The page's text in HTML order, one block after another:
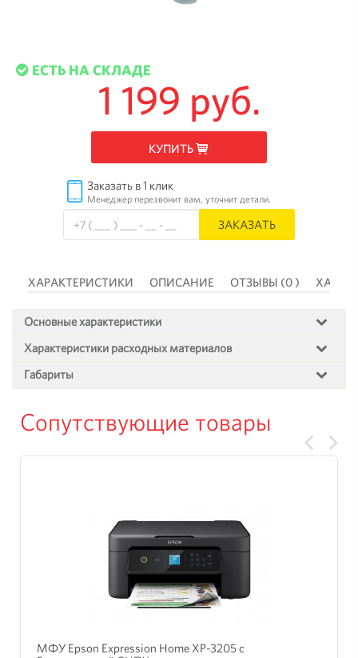
ЕСТЬ НА СКЛАДЕ
1 199 руб.
КУПИТЬ
Заказать в 1 клик
Менеджер перезвонит вам, уточнит детали.
ЗАКАЗАТЬ
ХАРАКТЕРИСТИКИ ОПИСАНИЕ ОТЗЫВЫ (0 )
Основные характеристики
Характеристики расходных материалов
Габариты
Сопутствующие товары
МФУ Epson Expression Home XP-3205 с